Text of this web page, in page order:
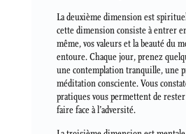
La deuxième dimension est
cette dimension consiste à entrer
même, vos valeurs et la beauté du
entoure. Chaque jour, prenez
une contemplation tranquille, une
méditation consciente. Vous
pratiques vous permettent de
faire face à l’adversité.